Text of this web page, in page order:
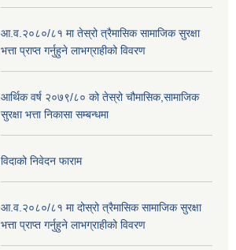
आ.व.२०८०/८१ मा तेस्रो त्रैमासिक सामाजिक सुरक्षा
भत्ता प्राप्त गर्नुहुने लाभग्राहीको विवरण
आर्थिक वर्ष २०७९/८० को तेस्रो चौमासिक,सामाजिक
सुरक्षा भत्ता निकासा सम्बन्धमा
विदाको निवेदन फाराम
आ.व.२०८०/८१ मा दोस्रो त्रैमासिक सामाजिक सुरक्षा
भत्ता प्राप्त गर्नुहुने लाभग्राहीको विवरण